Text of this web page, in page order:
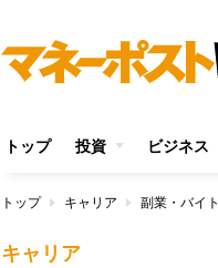
トップ 投資 ビジネス
トップ キャリア 副業・バイト
キャリア